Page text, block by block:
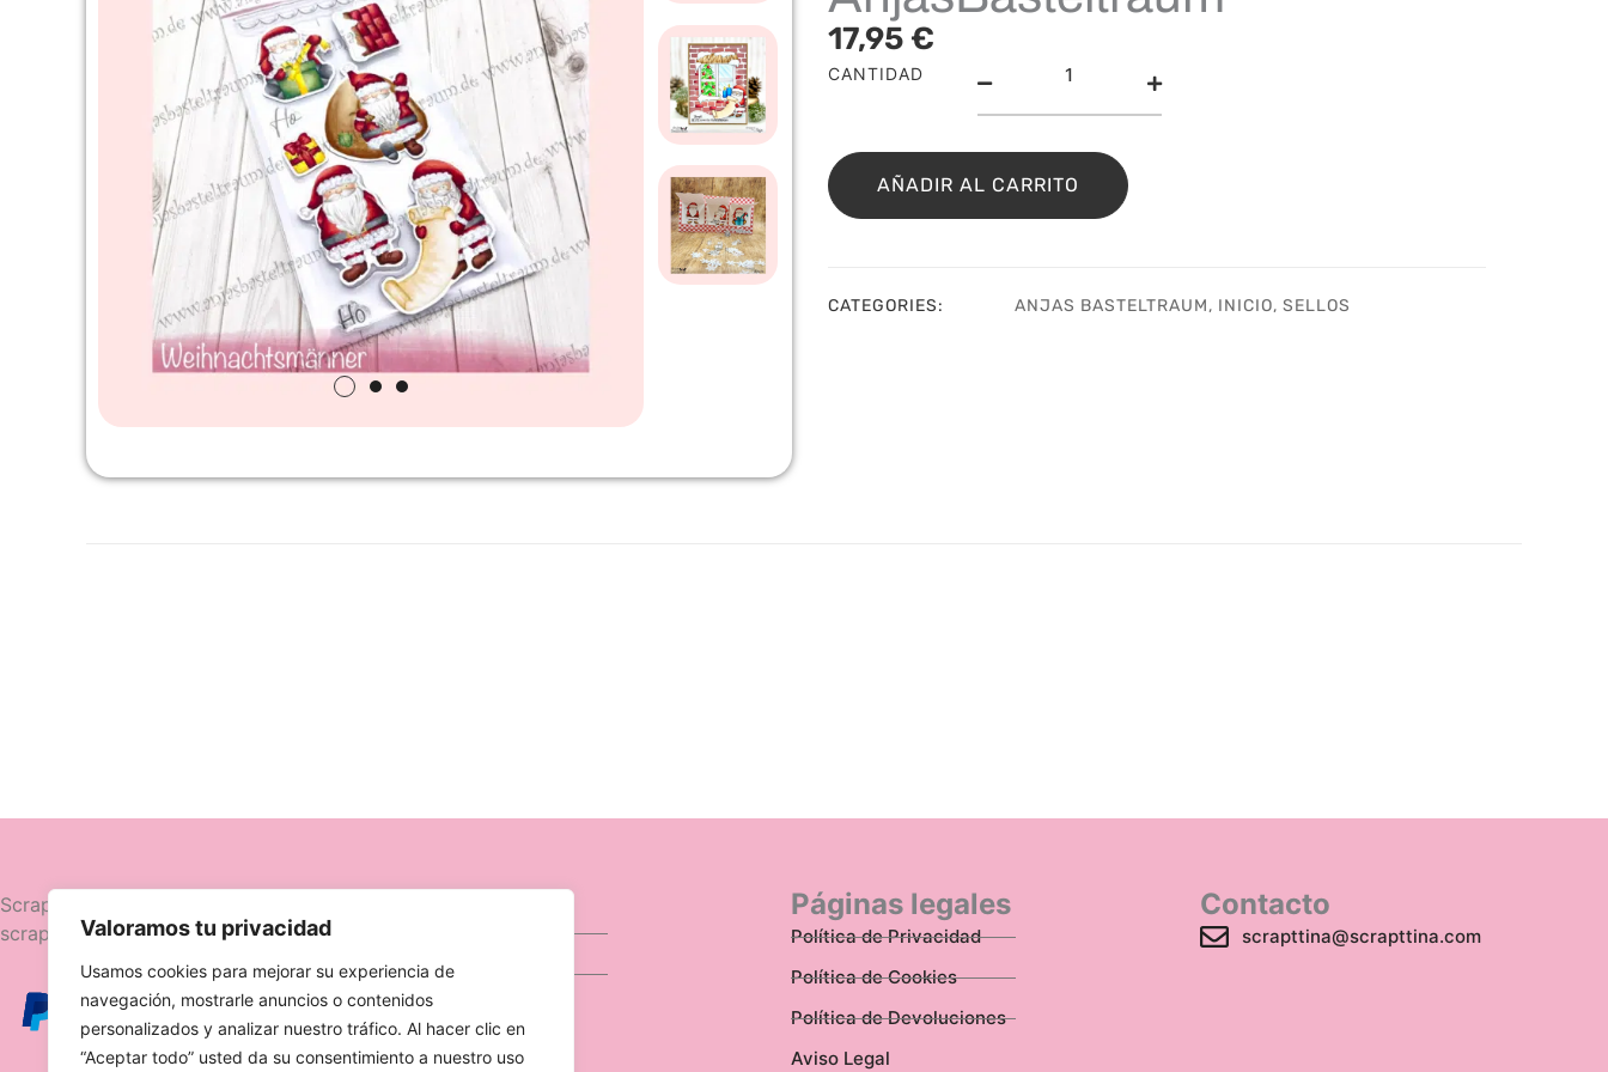
Valoramos tu privacidad
Usamos cookies para mejorar su experiencia de
navegación, mostrarle anuncios o contenidos
personalizados y analizar nuestro tráfico. Al hacer clic en
“Aceptar todo” usted da su consentimiento a nuestro uso
17,95 €
CANTIDAD
Sello
Weihnachtsmänner
AnjasBasteltraum
cantidad
AÑADIR AL CARRITO
CATEGORIES: ANJAS BASTELTRAUM, INICIO, SELLOS
Scrapttina, tienda especializada en
scrapbooking.
Ofertas
Caja Viajera
Páginas legales
Política de Privacidad
Política de Cookies
Política de Devoluciones
Aviso Legal
Contacto
scrapttina@scrapttina.com